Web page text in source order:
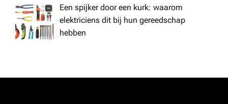
Een spijker door een kurk: waarom
elektriciens dit bij hun gereedschap
hebben